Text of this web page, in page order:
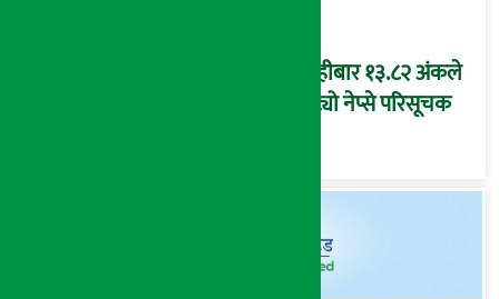
बिहीबार १३.८२ अंकले
घट्यो नेप्से परिसूचक